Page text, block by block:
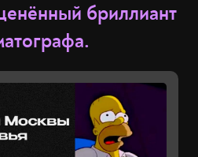
бриллиант